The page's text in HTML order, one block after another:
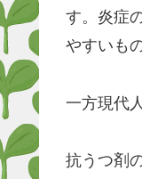
す。炎症
やすいも
一方現代
抗うつ剤